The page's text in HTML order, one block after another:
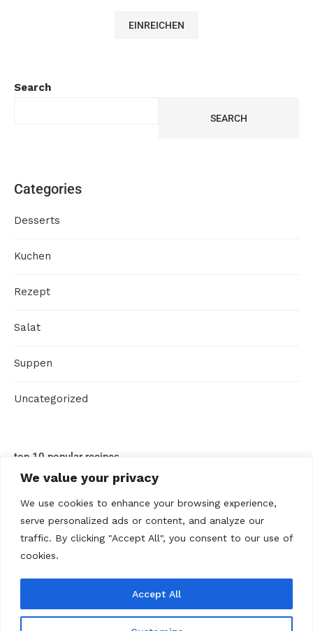
We value your privacy
We use cookies to enhance your browsing experience,
serve personalized ads or content, and analyze our
traffic. By clicking "Accept All", you consent to our use of
cookies.
Accept All
Search
SEARCH
Categories
Desserts
Kuchen
Rezept
Salat
Suppen
Uncategorized
top 10 popular recipes
Kontakt
Privacy policy Terms Of Use Über uns